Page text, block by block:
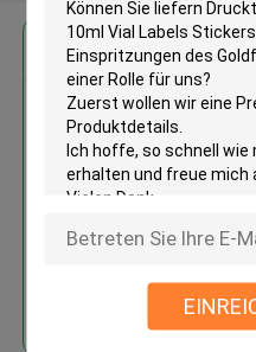
Erhalten Sie
10ml
Fortsetzen